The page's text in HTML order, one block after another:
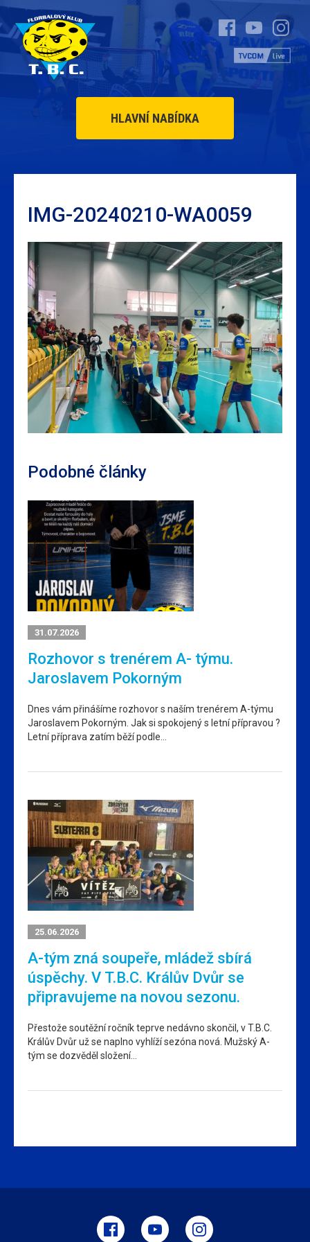
HLAVNÍ NABÍDKA
IMG-20240210-WA0059
Podobné články
31.07.2026
Rozhovor s trenérem A- týmu.
Jaroslavem Pokorným
Dnes vám přinášíme rozhovor s naším trenérem A-týmu
Jaroslavem Pokorným. Jak si spokojený s letní přípravou ?
Letní příprava zatím běží podle…
25.06.2026
A-tým zná soupeře, mládež sbírá
úspěchy. V T.B.C. Králův Dvůr se
připravujeme na novou sezonu.
Přestože soutěžní ročník teprve nedávno skončil, v T.B.C.
Králův Dvůr už se naplno vyhlíží sezóna nová. Mužský A-
tým se dozvěděl složení…